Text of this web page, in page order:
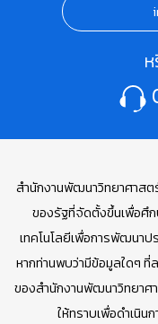
สำนักงานพัฒนาวิทยาศาสต
ของรัฐที่จัดตั้งขึ้นเพื่อศึ
เทคโนโลยีเพื่อการพัฒนาป
หากท่านพบว่ามีข้อมูลใดๆ
ของสำนักงานพัฒนาวิทยาศ
ให้ทราบเพื่อดำเนิ